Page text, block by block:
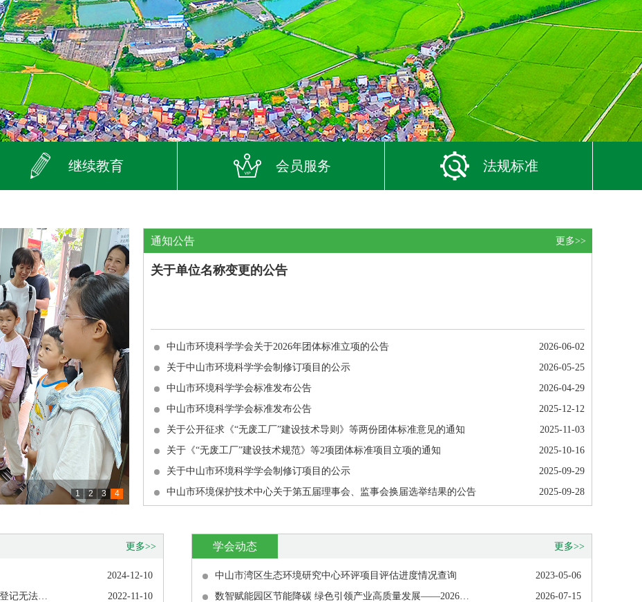
继续教育 会员服务 法规标准
1 2 3 4
通知公告 更多>>
关于单位名称变更的公告
中山市环境科学学会关于2026年团体标准立项的公告
2026-06-02
关于中山市环境科学学会制修订项目的公示
2026-05-25
中山市环境科学学会标准发布公告
2026-04-29
中山市环境科学学会标准发布公告
2025-12-12
关于公开征求《“无废工厂”建设技术导则》等两份团体标准意见的通知
2025-11-03
关于《“无废工厂”建设技术规范》等2项团体标准项目立项的通知
2025-10-16
关于中山市环境科学学会制修订项目的公示
2025-09-29
中山市环境保护技术中心关于第五届理事会、监事会换届选举结果的公告
2025-09-28
更多>>
2024-12-10
重要！！第23届中国环博会入场须知！（12日前未登记无法入场）
2022-11-10
学会动态 更多>>
中山市湾区生态环境研究中心环评项目评估进度情况查询
2023-05-06
数智赋能园区节能降碳 绿色引领产业高质量发展——2026年中山市生态环境高质量发展研讨会顺利举行
2026-07-15